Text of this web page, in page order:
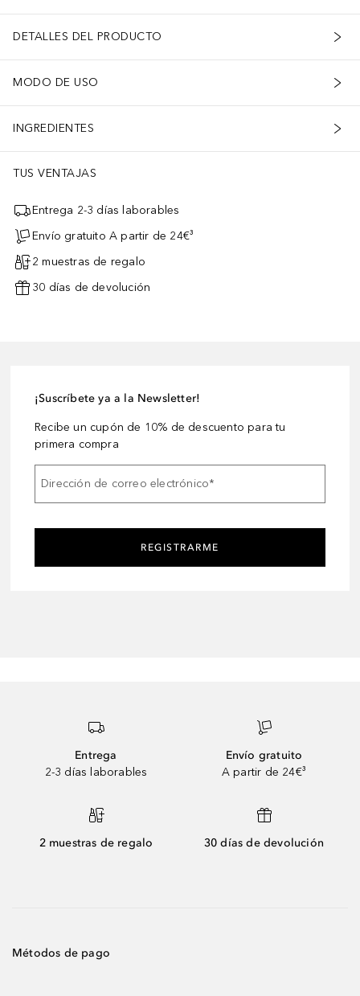
DETALLES DEL PRODUCTO
MODO DE USO
INGREDIENTES
TUS VENTAJAS
Entrega 2-3 días laborables
Envío gratuito A partir de 24€³
2 muestras de regalo
30 días de devolución
¡Suscríbete ya a la Newsletter!
Recibe un cupón de 10% de descuento para tu
primera compra
Dirección de correo electrónico*
REGISTRARME
Entrega
2-3 días laborables
Envío gratuito
A partir de 24€³
2 muestras de regalo 30 días de devolución
Métodos de pago